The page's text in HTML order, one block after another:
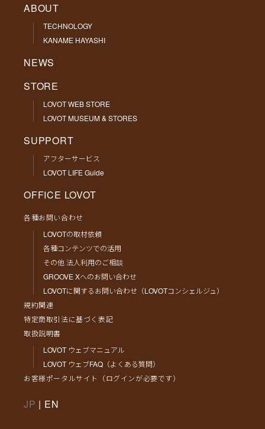
ABOUT
TECHNOLOGY
KANAME HAYASHI
NEWS
STORE
LOVOT WEB STORE
LOVOT MUSEUM & STORES
SUPPORT
アフターサービス
LOVOT LIFE Guide
OFFICE LOVOT
各種お問い合わせ
LOVOTの取材依頼
各種コンテンツでの活用
その他 法人利用のご相談
GROOVE Xへのお問い合わせ
LOVOTに関するお問い合わせ（LOVOTコンシェルジュ）
規約関連
特定商取引法に基づく表記
取扱説明書
LOVOT ウェブマニュアル
LOVOT ウェブFAQ（よくある質問）
お客様ポータルサイト（ログインが必要です）
JP | EN